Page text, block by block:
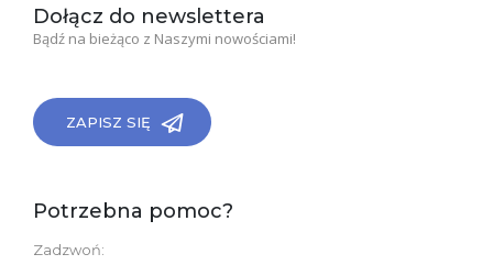
Dołącz do newslettera
Bądź na bieżąco z Naszymi nowościami!
ZAPISZ SIĘ
Potrzebna pomoc?
Zadzwoń: